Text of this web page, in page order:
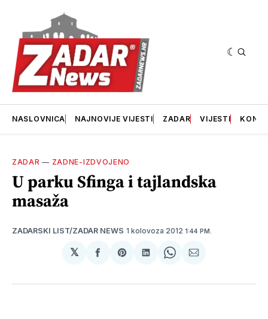
NASLOVNICA NAJNOVIJE VIJESTI ZADAR VIJESTI
ZADAR — ZADNE-IZDVOJENO
U parku Sfinga i tajlandska
masaža
ZADARSKI LIST/ZADAR NEWS 1 kolovoza 2012 1:44 PM.
𝕏
podijeliSharepodijeliSharepodijeli